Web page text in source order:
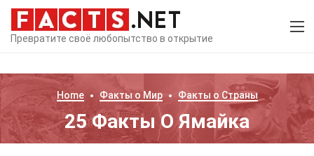
Превратите своё любопытство в открытие
Home Факты о Мир Факты о Страны
25 Факты О Ямайка